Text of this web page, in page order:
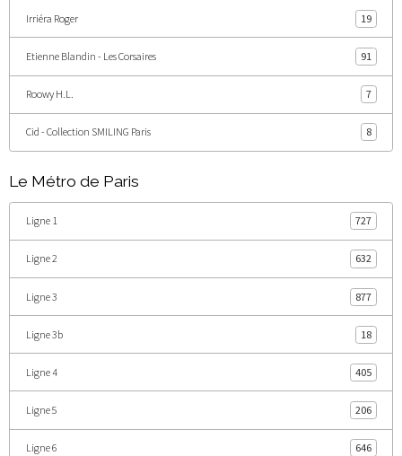
Irriéra Roger 19
Etienne Blandin - Les Corsaires 91
Roowy H.L. 7
Cid - Collection SMILING Paris 8
Le Métro de Paris
Ligne 1 727
Ligne 2 632
Ligne 3 877
Ligne 3b 18
Ligne 4 405
Ligne 5 206
Ligne 6 646